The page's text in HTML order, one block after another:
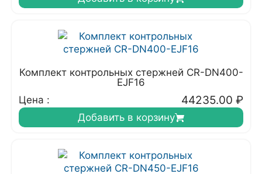
Комплект контрольных стержней CR-DN400-
EJF16
Цена :
44235.00 ₽
Добавить в корзину